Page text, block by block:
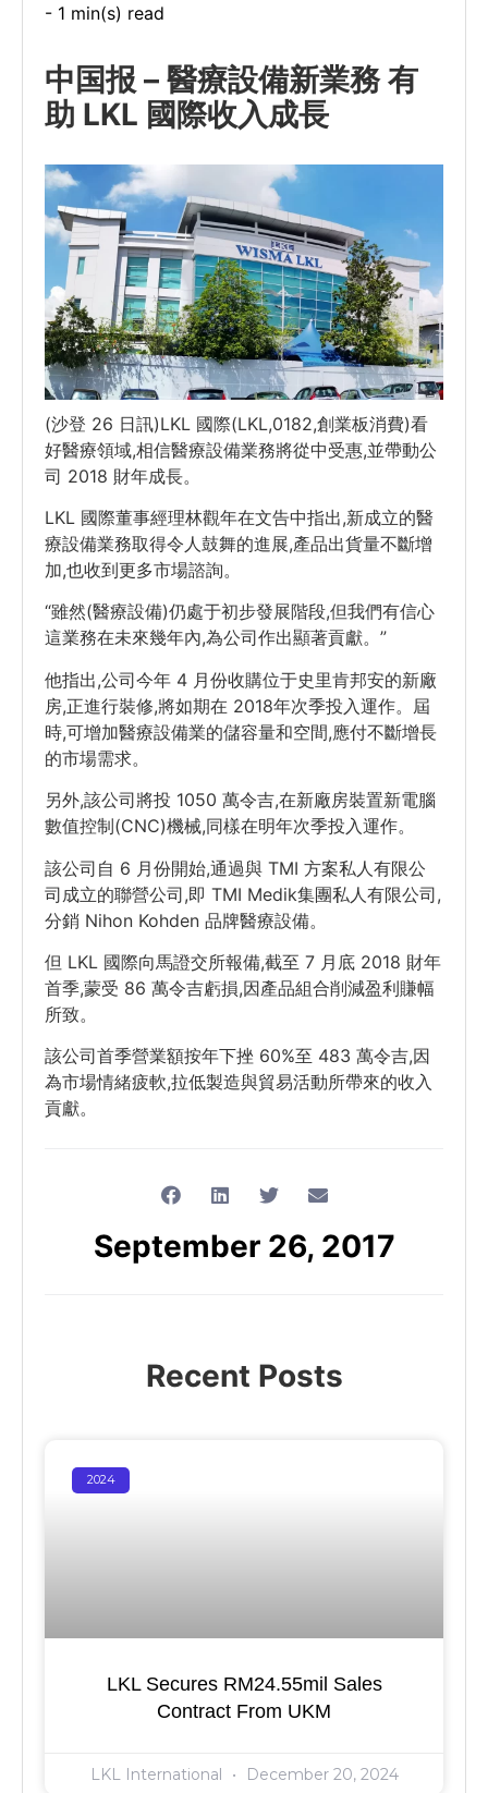
- 1 min(s) read
中国报 – 醫療設備新業務 有
助 LKL 國際收入成長
(沙登 26 日訊)LKL 國際(LKL,0182,創業板消費)看
好醫療領域,相信醫療設備業務將從中受惠,並帶動公
司 2018 財年成長。
LKL 國際董事經理林觀年在文告中指出,新成立的醫
療設備業務取得令人鼓舞的進展,產品出貨量不斷增
加,也收到更多市場諮詢。
“雖然(醫療設備)仍處于初步發展階段,但我們有信心
這業務在未來幾年內,為公司作出顯著貢獻。”
他指出,公司今年 4 月份收購位于史里肯邦安的新廠
房,正進行裝修,將如期在 2018年次季投入運作。屆
時,可增加醫療設備業的儲容量和空間,應付不斷增長
的市場需求。
另外,該公司將投 1050 萬令吉,在新廠房裝置新電腦
數值控制(CNC)機械,同樣在明年次季投入運作。
該公司自 6 月份開始,通過與 TMI 方案私人有限公
司成立的聯營公司,即 TMI Medik集團私人有限公司,
分銷 Nihon Kohden 品牌醫療設備。
但 LKL 國際向馬證交所報備,截至 7 月底 2018 財年
首季,蒙受 86 萬令吉虧損,因產品組合削減盈利賺幅
所致。
該公司首季營業額按年下挫 60%至 483 萬令吉,因
為市場情緒疲軟,拉低製造與貿易活動所帶來的收入
貢獻。
September 26, 2017
Recent Posts
2024
LKL Secures RM24.55mil Sales
Contract From UKM
LKL International December 20, 2024